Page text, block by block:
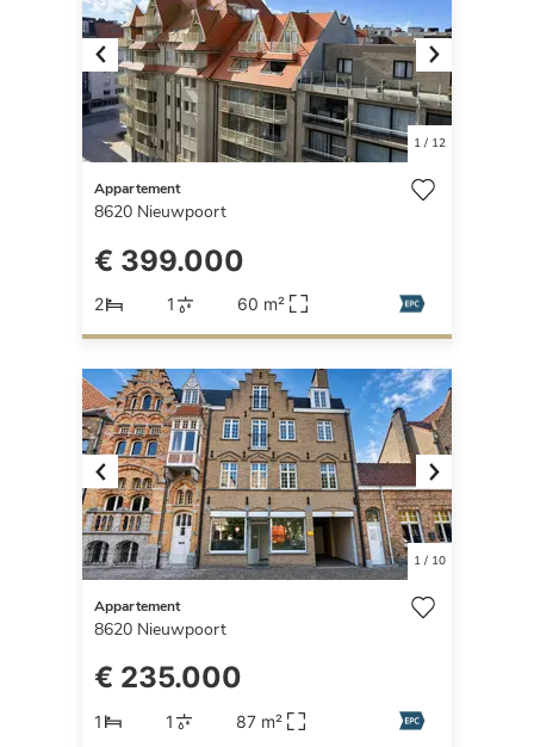
Previous Next
1/ 12
Appartement
8620 Nieuwpoort
€ 399.000
2 1 60 m²
Previous Next
1/ 10
Appartement
8620 Nieuwpoort
€ 235.000
1 1 87 m²